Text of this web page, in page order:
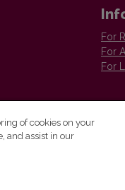
For
For
For
of cookies on your
and assist in our